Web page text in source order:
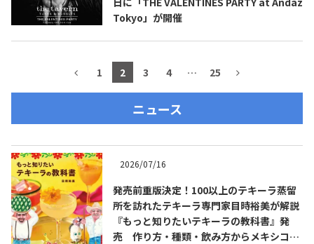
Tokyo」が開催
1 2 3 4 … 25
ニュース
2026/07/16
発売前重版決定！100以上のテキーラ蒸留
所を訪れたテキーラ専門家目時裕美が解説
『もっと知りたいテキーラの教科書』発
売 作り方・種類・飲み方からメキシコ文